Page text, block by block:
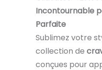
Incontournable
Parfaite
Sublimez votre
collection de
conçues pour